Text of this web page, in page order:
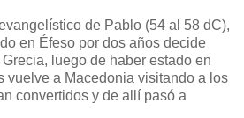
de Pablo (54 al 58 dC),
en Éfeso por dos años decide
luego de haber estado en
vuelve a Macedonia visitando a los
convertidos y de allí pasó a